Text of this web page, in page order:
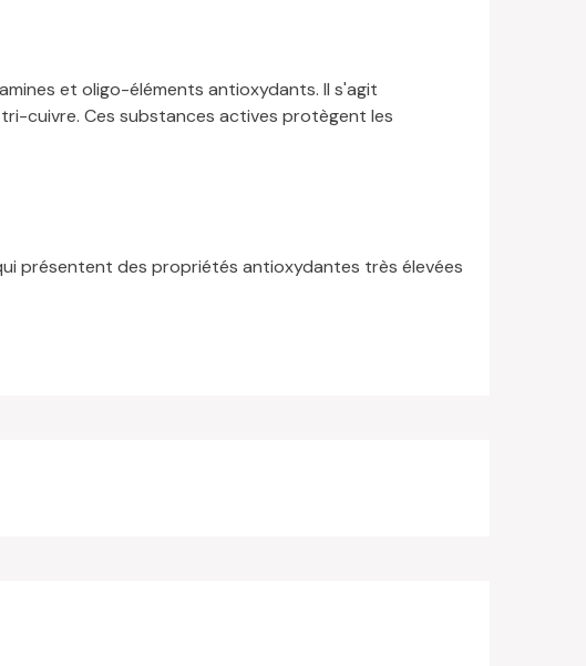
et oligo-éléments antioxydants. Il s'agit
cuivre. Ces substances actives protègent les
présentent des propriétés antioxydantes très élevées